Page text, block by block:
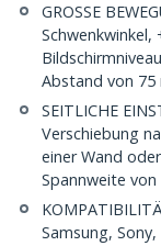
GROSSE
Schwenkwinkel,
Abstand von 75
SEITLICHE
Verschiebung
einer Wand
Spannweite
Samsung,